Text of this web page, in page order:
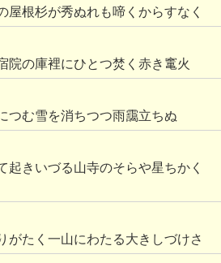
屋根杉が秀ぬれも啼くからすなく
院の庫裡にひとつ焚く赤き竃火
つむ雪を消ちつつ雨靄立ちぬ
起きいづる山寺のそらや星ちかく
がたく一山にわたる大きしづけさ